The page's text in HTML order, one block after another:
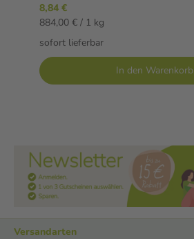
8,84 €
884,00 € / 1 kg
sofort lieferbar
In den Warenkorb
Versandarten